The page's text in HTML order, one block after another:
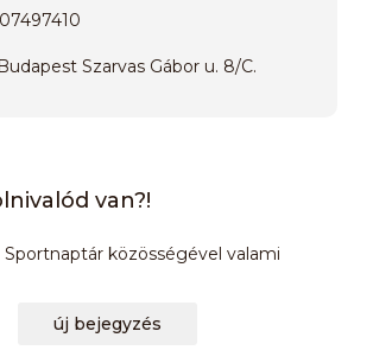
Szarvas Gábor u. 8/C.
van?!
közösségével valami
új bejegyzés